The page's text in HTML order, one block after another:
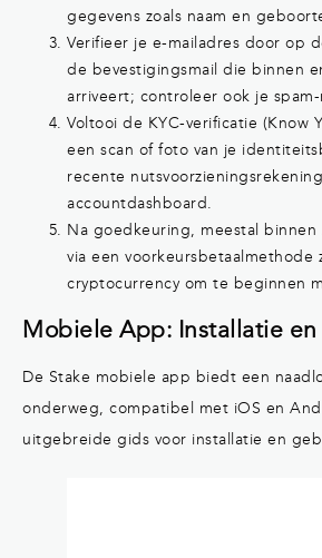
gegevens zoals naam en
Verifieer je e-mailadres door op
de bevestigingsmail die binnen
arriveert; controleer ook je
Voltooi de KYC-verificatie (Know
een scan of foto van je
recente
accountdashboard.
Na goedkeuring, meestal
via een voorkeursbetaalmethode
cryptocurrency om te beginnen
Mobiele App: Installatie en
De Stake mobiele app biedt een
onderweg, compatibel met iOS en
uitgebreide gids voor installatie en